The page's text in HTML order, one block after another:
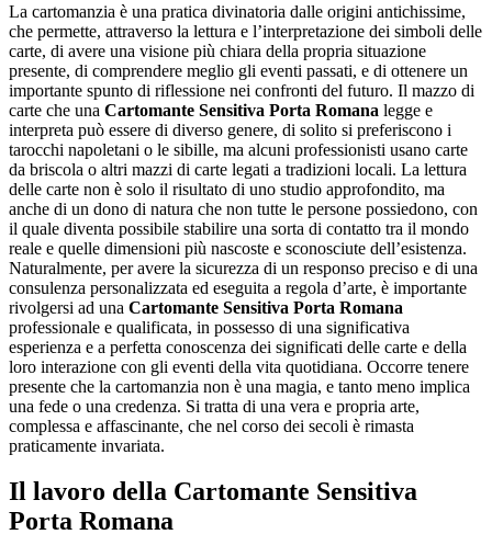
La cartomanzia è una pratica divinatoria dalle origini antichissime,
che permette, attraverso la lettura e l’interpretazione dei simboli delle
carte, di avere una visione più chiara della propria situazione
presente, di comprendere meglio gli eventi passati, e di ottenere un
importante spunto di riflessione nei confronti del futuro. Il mazzo di
carte che una Cartomante Sensitiva Porta Romana legge e
interpreta può essere di diverso genere, di solito si preferiscono i
tarocchi napoletani o le sibille, ma alcuni professionisti usano carte
da briscola o altri mazzi di carte legati a tradizioni locali. La lettura
delle carte non è solo il risultato di uno studio approfondito, ma
anche di un dono di natura che non tutte le persone possiedono, con
il quale diventa possibile stabilire una sorta di contatto tra il mondo
reale e quelle dimensioni più nascoste e sconosciute dell’esistenza.
Naturalmente, per avere la sicurezza di un responso preciso e di una
consulenza personalizzata ed eseguita a regola d’arte, è importante
rivolgersi ad una Cartomante Sensitiva Porta Romana
professionale e qualificata, in possesso di una significativa
esperienza e a perfetta conoscenza dei significati delle carte e della
loro interazione con gli eventi della vita quotidiana. Occorre tenere
presente che la cartomanzia non è una magia, e tanto meno implica
una fede o una credenza. Si tratta di una vera e propria arte,
complessa e affascinante, che nel corso dei secoli è rimasta
praticamente invariata.
Il lavoro della Cartomante Sensitiva
Porta Romana